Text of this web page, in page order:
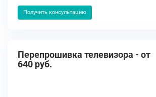
Получить консультацию
Перепрошивка телевизора - от
640 руб.